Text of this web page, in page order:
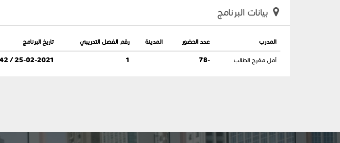
بيانات البرنامج
المدرب عدد الحضور المدينة رقم الفصل التدريبي تاريخ البرنامج
أمل مفرح الطالب -78
1
25-02-2021 / 13-07-1442